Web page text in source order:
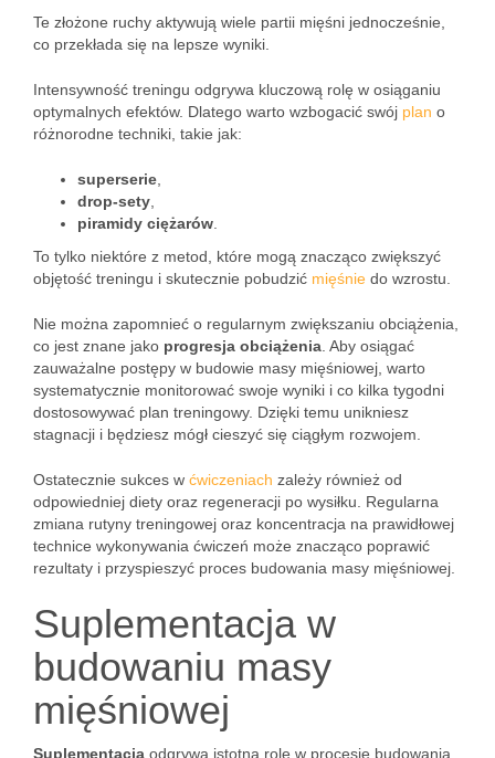
Te złożone ruchy aktywują wiele partii mięśni jednocześnie,
co przekłada się na lepsze wyniki.
Intensywność treningu odgrywa kluczową rolę w osiąganiu
optymalnych efektów. Dlatego warto wzbogacić swój plan o
różnorodne techniki, takie jak:
superserie
drop-sety
piramidy ciężarów
To tylko niektóre z metod, które mogą znacząco zwiększyć
objętość treningu i skutecznie pobudzić mięśnie do wzrostu.
Nie można zapomnieć o regularnym zwiększaniu obciążenia,
co jest znane jako progresja obciążenia . Aby osiągać
zauważalne postępy w budowie masy mięśniowej, warto
systematycznie monitorować swoje wyniki i co kilka tygodni
dostosowywać plan treningowy. Dzięki temu unikniesz
stagnacji i będziesz mógł cieszyć się ciągłym rozwojem.
Ostatecznie sukces w ćwiczeniach zależy również od
odpowiedniej diety oraz regeneracji po wysiłku. Regularna
zmiana rutyny treningowej oraz koncentracja na prawidłowej
technice wykonywania ćwiczeń może znacząco poprawić
rezultaty i przyspieszyć proces budowania masy mięśniowej.
Suplementacja w
budowaniu masy
mięśniowej
Suplementacja odgrywa istotną rolę w procesie budowania